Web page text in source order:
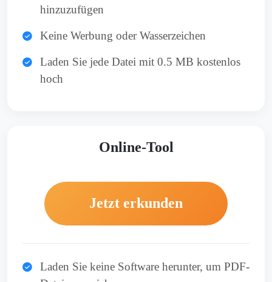
hinzuzufügen
Keine Werbung oder Wasserzeichen
Laden Sie jede Datei mit 0.5 MB kostenlos
hoch
Online-Tool
Jetzt erkunden
Laden Sie keine Software herunter, um PDF-